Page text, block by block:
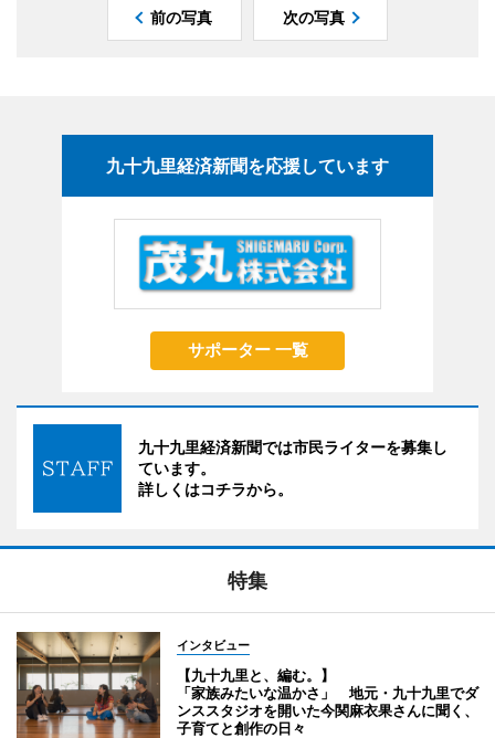
前の写真 次の写真
九十九里経済新聞を応援しています
サポーター 一覧
九十九里経済新聞では市民ライターを募集し
ています。
詳しくはコチラから。
特集
インタビュー
【九十九里と、編む。】
「家族みたいな温かさ」 地元・九十九里でダ
ンススタジオを開いた今関麻衣果さんに聞く、
子育てと創作の日々